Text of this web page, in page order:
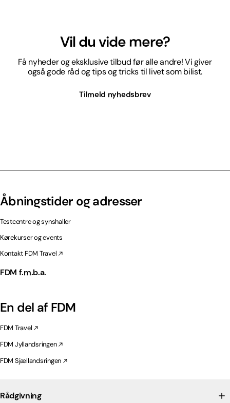
Vil du vide mere?
Få nyheder og eksklusive tilbud før alle andre! Vi giver
også gode råd og tips og tricks til livet som bilist.
Tilmeld nyhedsbrev
Åbningstider og adresser
Testcentre og synshaller
Kørekurser og events
Kontakt FDM Travel
FDM f.m.b.a.
En del af FDM
FDM Travel
FDM Jyllandsringen
FDM Sjællandsringen
Rådgivning